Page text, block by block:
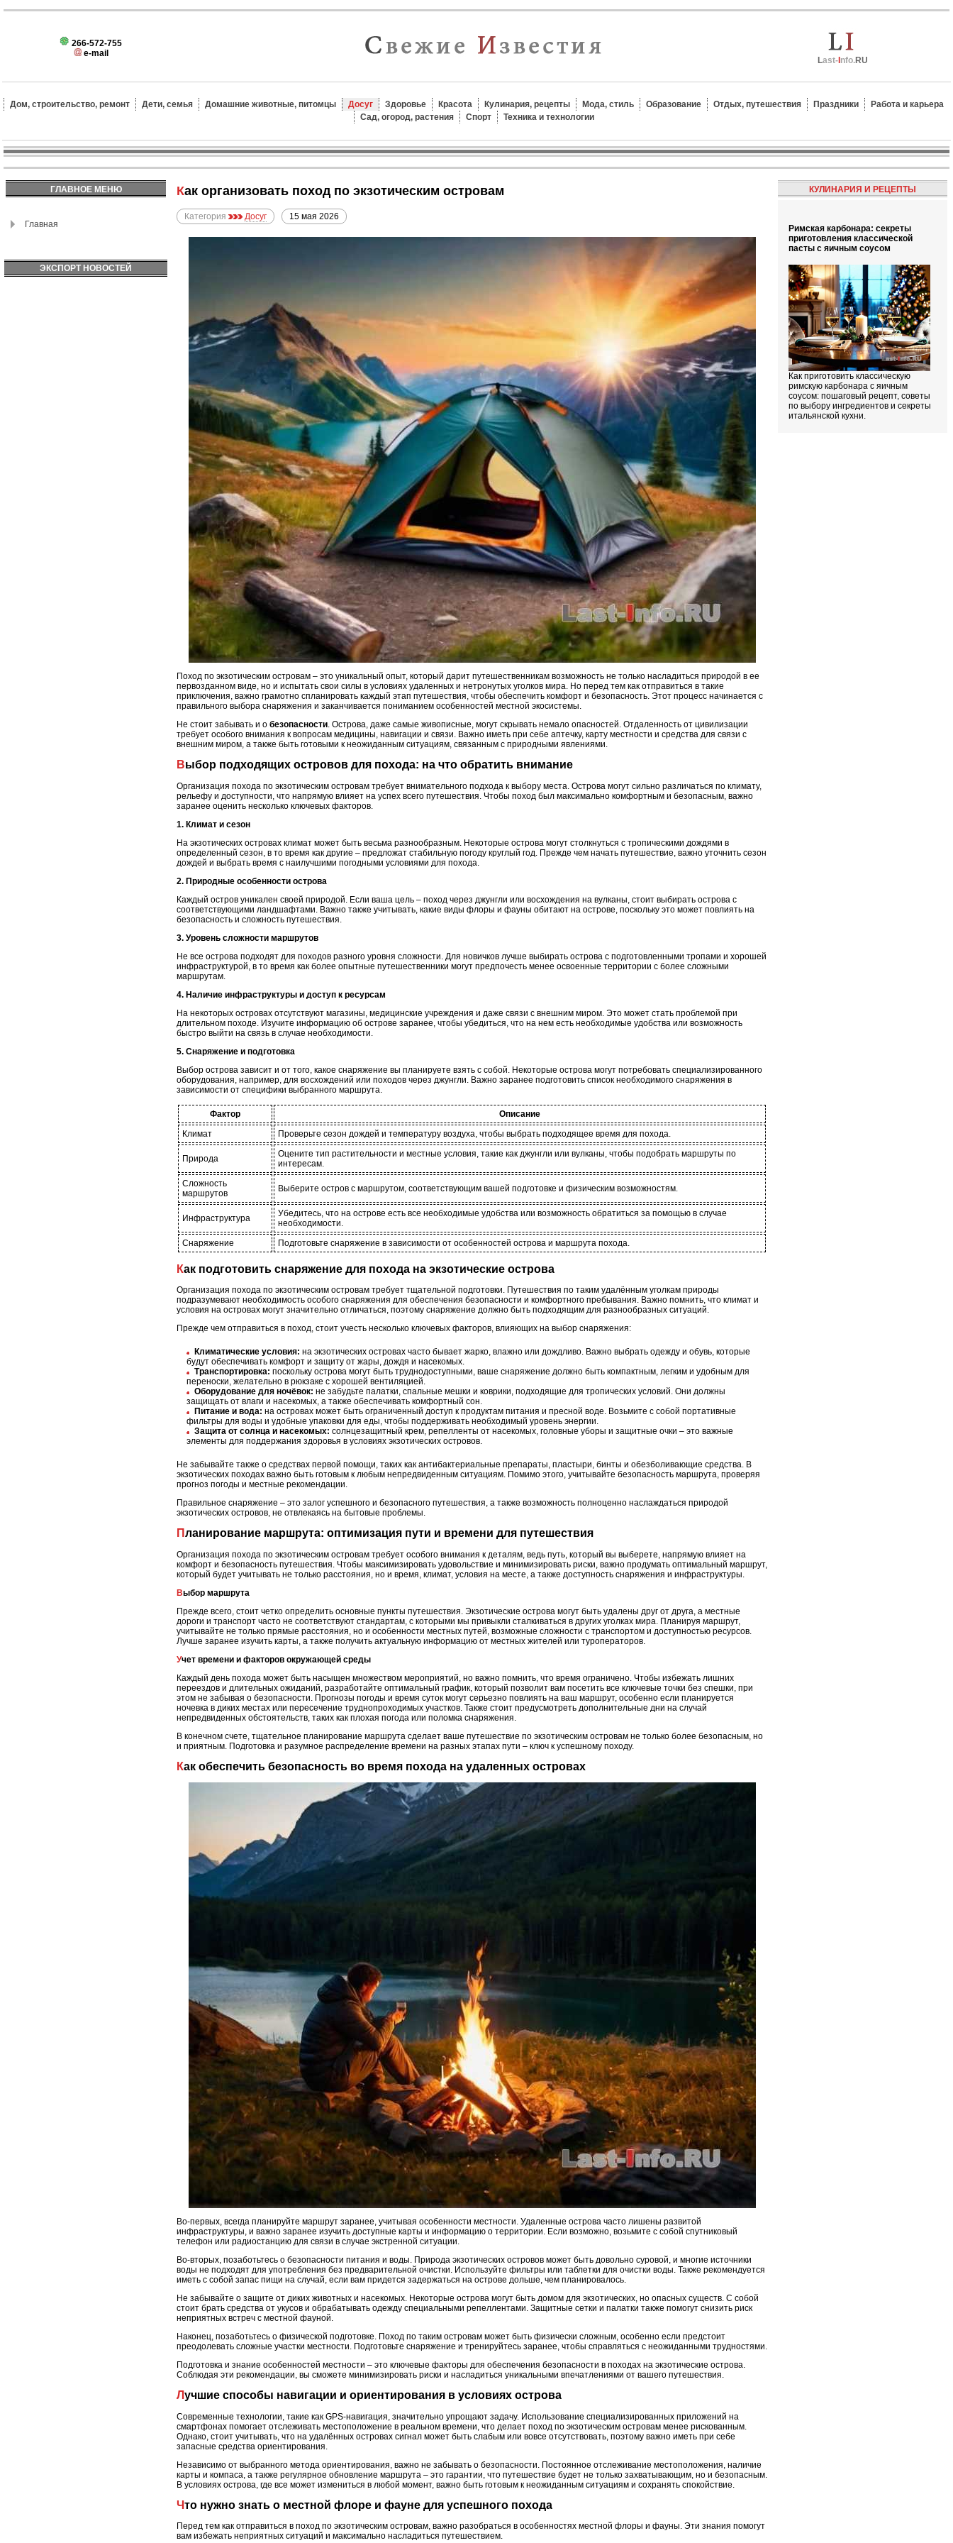
266-572-755
e-mail
Last- nfo.RU
Дом, строительство, ремонт Дети, семья Домашние животные, питомцы Досуг Здоровье Красота Кулинария, рецепты Мода, стиль Образование Отдых, путешествия Праздники
Работа и карьера
Сад, огород, растения
Спорт Техника и технологии
ГЛАВНОЕ МЕНЮ
Главная
ЭКСПОРТ НОВОСТЕЙ
Как организовать поход по экзотическим островам
Категория Досуг 15 мая 2026
Поход по экзотическим островам – это уникальный опыт, который дарит путешественникам возможность не только насладиться природой в ее
первозданном виде, но и испытать свои силы в условиях удаленных и нетронутых уголков мира. Но перед тем как отправиться в такие
приключения, важно грамотно спланировать каждый этап путешествия, чтобы обеспечить комфорт и безопасность. Этот процесс начинается с
правильного выбора снаряжения и заканчивается пониманием особенностей местной экосистемы.
Не стоит забывать и о безопасности. Острова, даже самые живописные, могут скрывать немало опасностей. Отдаленность от цивилизации
требует особого внимания к вопросам медицины, навигации и связи. Важно иметь при себе аптечку, карту местности и средства для связи с
внешним миром, а также быть готовыми к неожиданным ситуациям, связанным с природными явлениями.
Выбор подходящих островов для похода: на что обратить внимание
Организация похода по экзотическим островам требует внимательного подхода к выбору места. Острова могут сильно различаться по климату,
рельефу и доступности, что напрямую влияет на успех всего путешествия. Чтобы поход был максимально комфортным и безопасным, важно
заранее оценить несколько ключевых факторов.
1. Климат и сезон
На экзотических островах климат может быть весьма разнообразным. Некоторые острова могут столкнуться с тропическими дождями в
определенный сезон, в то время как другие – предложат стабильную погоду круглый год. Прежде чем начать путешествие, важно уточнить сезон
дождей и выбрать время с наилучшими погодными условиями для похода.
2. Природные особенности острова
Каждый остров уникален своей природой. Если ваша цель – поход через джунгли или восхождения на вулканы, стоит выбирать острова с
соответствующими ландшафтами. Важно также учитывать, какие виды флоры и фауны обитают на острове, поскольку это может повлиять на
безопасность и сложность путешествия.
3. Уровень сложности маршрутов
Не все острова подходят для походов разного уровня сложности. Для новичков лучше выбирать острова с подготовленными тропами и хорошей
инфраструктурой, в то время как более опытные путешественники могут предпочесть менее освоенные территории с более сложными
маршрутам.
4. Наличие инфраструктуры и доступ к ресурсам
На некоторых островах отсутствуют магазины, медицинские учреждения и даже связи с внешним миром. Это может стать проблемой при
длительном походе. Изучите информацию об острове заранее, чтобы убедиться, что на нем есть необходимые удобства или возможность
быстро выйти на связь в случае необходимости.
5. Снаряжение и подготовка
Выбор острова зависит и от того, какое снаряжение вы планируете взять с собой. Некоторые острова могут потребовать специализированного
оборудования, например, для восхождений или походов через джунгли. Важно заранее подготовить список необходимого снаряжения в
зависимости от специфики выбранного маршрута.
Фактор
Описание
Климат
Проверьте сезон дождей и температуру воздуха, чтобы выбрать подходящее время для похода.
Природа
Оцените тип растительности и местные условия, такие как джунгли или вулканы, чтобы подобрать маршруты по
интересам.
Сложность
маршрутов
Выберите остров с маршрутом, соответствующим вашей подготовке и физическим возможностям.
Инфраструктура
Убедитесь, что на острове есть все необходимые удобства или возможность обратиться за помощью в случае
необходимости.
Снаряжение
Подготовьте снаряжение в зависимости от особенностей острова и маршрута похода.
Как подготовить снаряжение для похода на экзотические острова
Организация похода по экзотическим островам требует тщательной подготовки. Путешествия по таким удалённым уголкам природы
подразумевают необходимость особого снаряжения для обеспечения безопасности и комфортного пребывания. Важно помнить, что климат и
условия на островах могут значительно отличаться, поэтому снаряжение должно быть подходящим для разнообразных ситуаций.
Прежде чем отправиться в поход, стоит учесть несколько ключевых факторов, влияющих на выбор снаряжения:
Климатические условия: на экзотических островах часто бывает жарко, влажно или дождливо. Важно выбрать одежду и обувь, которые
будут обеспечивать комфорт и защиту от жары, дождя и насекомых.
Транспортировка: поскольку острова могут быть труднодоступными, ваше снаряжение должно быть компактным, легким и удобным для
переноски, желательно в рюкзаке с хорошей вентиляцией.
Оборудование для ночёвок: не забудьте палатки, спальные мешки и коврики, подходящие для тропических условий. Они должны
защищать от влаги и насекомых, а также обеспечивать комфортный сон.
Питание и вода: на островах может быть ограниченный доступ к продуктам питания и пресной воде. Возьмите с собой портативные
фильтры для воды и удобные упаковки для еды, чтобы поддерживать необходимый уровень энергии.
Защита от солнца и насекомых: солнцезащитный крем, репелленты от насекомых, головные уборы и защитные очки – это важные
элементы для поддержания здоровья в условиях экзотических островов.
Не забывайте также о средствах первой помощи, таких как антибактериальные препараты, пластыри, бинты и обезболивающие средства. В
экзотических походах важно быть готовым к любым непредвиденным ситуациям. Помимо этого, учитывайте безопасность маршрута, проверяя
прогноз погоды и местные рекомендации.
Правильное снаряжение – это залог успешного и безопасного путешествия, а также возможность полноценно наслаждаться природой
экзотических островов, не отвлекаясь на бытовые проблемы.
Планирование маршрута: оптимизация пути и времени для путешествия
Организация похода по экзотическим островам требует особого внимания к деталям, ведь путь, который вы выберете, напрямую влияет на
комфорт и безопасность путешествия. Чтобы максимизировать удовольствие и минимизировать риски, важно продумать оптимальный маршрут,
который будет учитывать не только расстояния, но и время, климат, условия на месте, а также доступность снаряжения и инфраструктуры.
Выбор маршрута
Прежде всего, стоит четко определить основные пункты путешествия. Экзотические острова могут быть удалены друг от друга, а местные
дороги и транспорт часто не соответствуют стандартам, с которыми мы привыкли сталкиваться в других уголках мира. Планируя маршрут,
учитывайте не только прямые расстояния, но и особенности местных путей, возможные сложности с транспортом и доступностью ресурсов.
Лучше заранее изучить карты, а также получить актуальную информацию от местных жителей или туроператоров.
Учет времени и факторов окружающей среды
Каждый день похода может быть насыщен множеством мероприятий, но важно помнить, что время ограничено. Чтобы избежать лишних
переездов и длительных ожиданий, разработайте оптимальный график, который позволит вам посетить все ключевые точки без спешки, при
этом не забывая о безопасности. Прогнозы погоды и время суток могут серьезно повлиять на ваш маршрут, особенно если планируется
ночевка в диких местах или пересечение труднопроходимых участков. Также стоит предусмотреть дополнительные дни на случай
непредвиденных обстоятельств, таких как плохая погода или поломка снаряжения.
В конечном счете, тщательное планирование маршрута сделает ваше путешествие по экзотическим островам не только более безопасным, но
и приятным. Подготовка и разумное распределение времени на разных этапах пути – ключ к успешному походу.
Как обеспечить безопасность во время похода на удаленных островах
Во-первых, всегда планируйте маршрут заранее, учитывая особенности местности. Удаленные острова часто лишены развитой
инфраструктуры, и важно заранее изучить доступные карты и информацию о территории. Если возможно, возьмите с собой спутниковый
телефон или радиостанцию для связи в случае экстренной ситуации.
Во-вторых, позаботьтесь о безопасности питания и воды. Природа экзотических островов может быть довольно суровой, и многие источники
воды не подходят для употребления без предварительной очистки. Используйте фильтры или таблетки для очистки воды. Также рекомендуется
иметь с собой запас пищи на случай, если вам придется задержаться на острове дольше, чем планировалось.
Не забывайте о защите от диких животных и насекомых. Некоторые острова могут быть домом для экзотических, но опасных существ. С собой
стоит брать средства от укусов и обрабатывать одежду специальными репеллентами. Защитные сетки и палатки также помогут снизить риск
неприятных встреч с местной фауной.
Наконец, позаботьтесь о физической подготовке. Поход по таким островам может быть физически сложным, особенно если предстоит
преодолевать сложные участки местности. Подготовьте снаряжение и тренируйтесь заранее, чтобы справляться с неожиданными трудностями.
Подготовка и знание особенностей местности – это ключевые факторы для обеспечения безопасности в походах на экзотические острова.
Соблюдая эти рекомендации, вы сможете минимизировать риски и насладиться уникальными впечатлениями от вашего путешествия.
Лучшие способы навигации и ориентирования в условиях острова
Современные технологии, такие как GPS-навигация, значительно упрощают задачу. Использование специализированных приложений на
смартфонах помогает отслеживать местоположение в реальном времени, что делает поход по экзотическим островам менее рискованным.
Однако, стоит учитывать, что на удалённых островах сигнал может быть слабым или вовсе отсутствовать, поэтому важно иметь при себе
запасные средства ориентирования.
Независимо от выбранного метода ориентирования, важно не забывать о безопасности. Постоянное отслеживание местоположения, наличие
карты и компаса, а также регулярное обновление маршрута – это гарантии, что путешествие будет не только захватывающим, но и безопасным.
В условиях острова, где все может измениться в любой момент, важно быть готовым к неожиданным ситуациям и сохранять спокойствие.
Что нужно знать о местной флоре и фауне для успешного похода
Перед тем как отправиться в поход по экзотическим островам, важно разобраться в особенностях местной флоры и фауны. Эти знания помогут
вам избежать неприятных ситуаций и максимально насладиться путешествием.
КУЛИНАРИЯ И РЕЦЕПТЫ
Римская карбонара: секреты
приготовления классической
пасты с яичным соусом
Как приготовить классическую
римскую карбонара с яичным
соусом: пошаговый рецепт, советы
по выбору ингредиентов и секреты
итальянской кухни.